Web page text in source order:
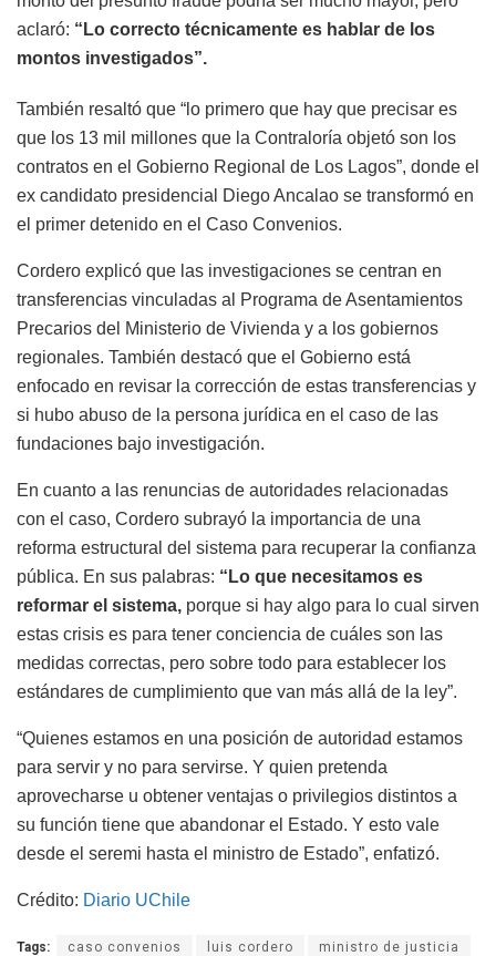
aclaró: “Lo correcto técnicamente es hablar de los
montos investigados”.
También resaltó que “lo primero que hay que precisar es
que los 13 mil millones que la Contraloría objetó son los
contratos en el Gobierno Regional de Los Lagos”, donde el
ex candidato presidencial Diego Ancalao se transformó en
el primer detenido en el Caso Convenios.
Cordero explicó que las investigaciones se centran en
transferencias vinculadas al Programa de Asentamientos
Precarios del Ministerio de Vivienda y a los gobiernos
regionales. También destacó que el Gobierno está
enfocado en revisar la corrección de estas transferencias y
si hubo abuso de la persona jurídica en el caso de las
fundaciones bajo investigación.
En cuanto a las renuncias de autoridades relacionadas
con el caso, Cordero subrayó la importancia de una
reforma estructural del sistema para recuperar la confianza
pública. En sus palabras: “Lo que necesitamos es
reformar el sistema, porque si hay algo para lo cual sirven
estas crisis es para tener conciencia de cuáles son las
medidas correctas, pero sobre todo para establecer los
estándares de cumplimiento que van más allá de la ley”.
“Quienes estamos en una posición de autoridad estamos
para servir y no para servirse. Y quien pretenda
aprovecharse u obtener ventajas o privilegios distintos a
su función tiene que abandonar el Estado. Y esto vale
desde el seremi hasta el ministro de Estado”, enfatizó.
Crédito: Diario UChile
Tags: caso convenios luis cordero ministro de justicia